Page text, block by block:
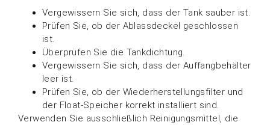
Vergewissern Sie sich, dass der Tank sauber ist.
Prüfen Sie, ob der Ablassdeckel geschlossen
ist.
Überprüfen Sie die Tankdichtung.
Vergewissern Sie sich, dass der Auffangbehälter
leer ist.
Prüfen Sie, ob der Wiederherstellungsfilter und
der Float-Speicher korrekt installiert sind.
Verwenden Sie ausschließlich Reinigungsmittel, die